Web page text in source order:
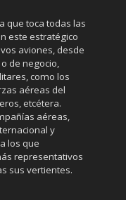
que toca todas las
este estratégico
aviones, desde
de negocio,
como los
aéreas del
etcétera.
aéreas,
y
los que
representativos
sus vertientes.